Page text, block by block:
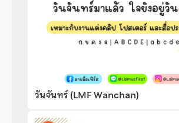
วันจันทร์ (LMF Wanchan)